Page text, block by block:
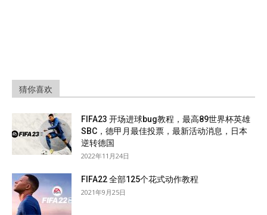
猜你喜欢
FIFA23 开场进球bug教程，最高89世界杯英雄
SBC，德甲月最佳投票，最新活动消息，日本
逆转德国
2022年11月24日
FIFA22 全部125个花式动作教程
2021年9月25日